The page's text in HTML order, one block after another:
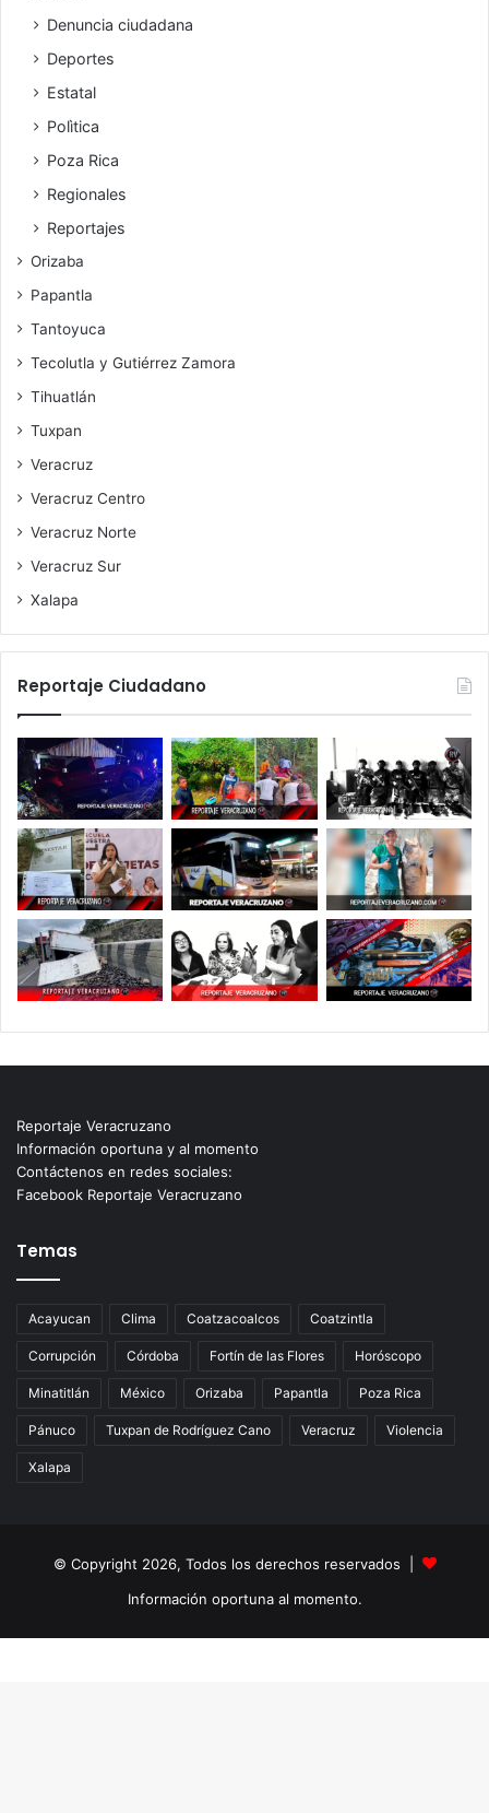
Denuncia ciudadana
Deportes
Estatal
Polìtica
Poza Rica
Regionales
Reportajes
Orizaba
Papantla
Tantoyuca
Tecolutla y Gutiérrez Zamora
Tihuatlán
Tuxpan
Veracruz
Veracruz Centro
Veracruz Norte
Veracruz Sur
Xalapa
Reportaje Ciudadano
Reportaje Veracruzano
Información oportuna y al momento
Contáctenos en redes sociales:
Facebook Reportaje Veracruzano
Temas
Acayucan Clima Coatzacoalcos Coatzintla
Corrupción Córdoba Fortín de las Flores Horóscopo
Minatitlán México Orizaba Papantla Poza Rica
Pánuco Tuxpan de Rodríguez Cano Veracruz Violencia
Xalapa
© Copyright 2026, Todos los derechos reservados |
Información oportuna al momento.